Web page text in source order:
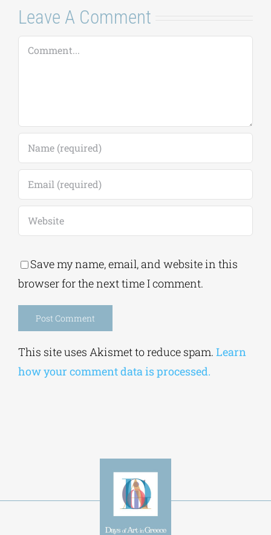
Leave A Comment
Comment
Save my name, email, and website in this
browser for the next time I comment.
This site uses Akismet to reduce spam. Learn
how your comment data is processed.